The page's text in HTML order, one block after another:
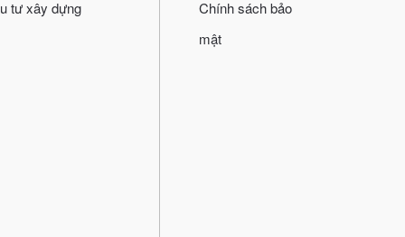
tư xây dựng
Chính sách bảo
mật